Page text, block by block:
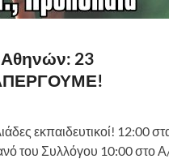
Αθηνών: 23
εκπαιδευτικοί! 12:00
του Συλλόγου 10:00 στο